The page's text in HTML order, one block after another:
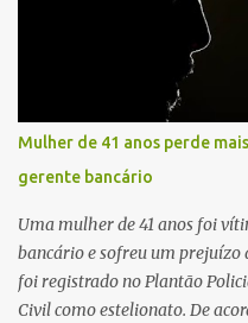
a violência da colisão, o
Testemunhas relataram que o
durante o acidente. O jovem
morreu ainda no local.
concessionária responsável
realizaram a sinalização da
vítima. No entanto, o óbito foi
acidente. A Polícia Militar
da ocorrência...
Mulher de 41 anos perde
gerente bancário
Uma mulher de 41 anos foi
bancário e sofreu um prejuízo
foi registrado no Plantão
Civil como estelionato. De